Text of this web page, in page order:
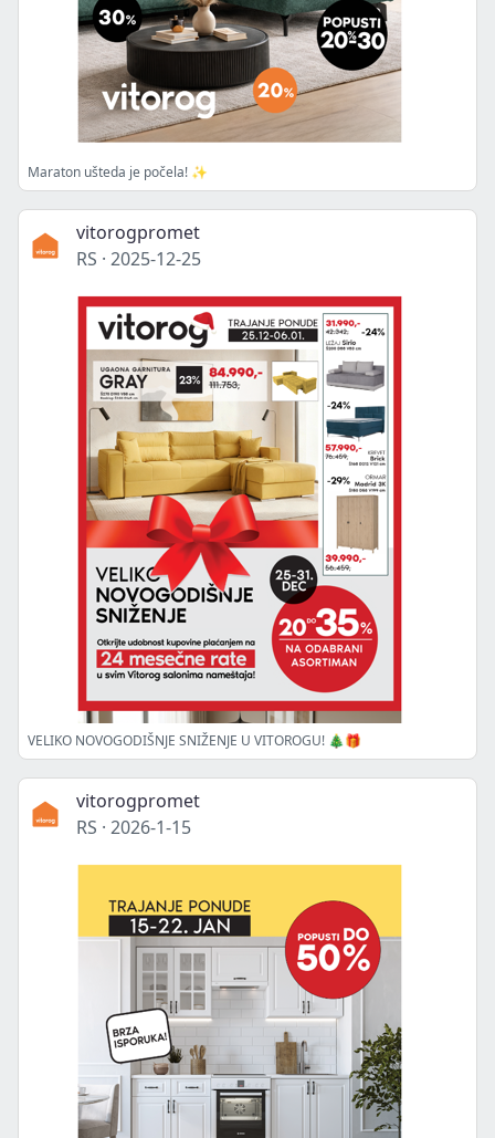
Maraton ušteda je počela! ✨
vitorogpromet
RS · 2025-12-25
VELIKO NOVOGODIŠNJE SNIŽENJE U VITOROGU! 🎄🎁
vitorogpromet
RS · 2026-1-15